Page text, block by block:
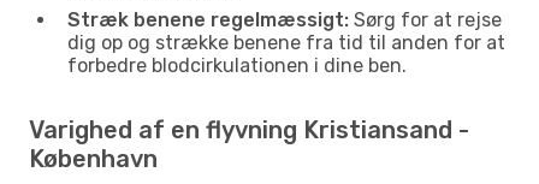
Stræk benene regelmæssigt: Sørg for at rejse
dig op og strække benene fra tid til anden for at
forbedre blodcirkulationen i dine ben.
Varighed af en flyvning Kristiansand -
København